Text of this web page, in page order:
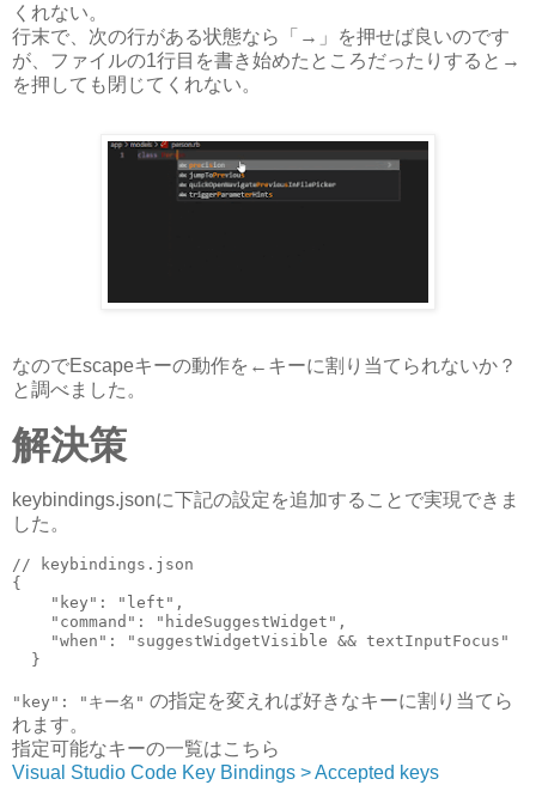
くれない。
行末で、次の行がある状態なら「→」を押せば良いのです
が、ファイルの1行目を書き始めたところだったりすると→
を押しても閉じてくれない。
なのでEscapeキーの動作を←キーに割り当てられないか？
と調べました。
解決策
keybindings.jsonに下記の設定を追加することで実現できま
した。
// keybindings.json
{
    "key": "left",
    "command": "hideSuggestWidget",
    "when": "suggestWidgetVisible && textInputFocus"
  }
"key": "キー名" の指定を変えれば好きなキーに割り当てら
れます。
指定可能なキーの一覧はこちら
Visual Studio Code Key Bindings > Accepted keys